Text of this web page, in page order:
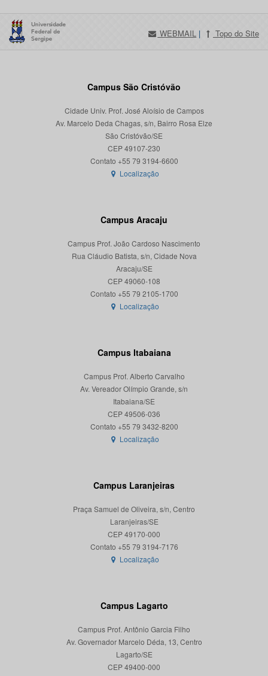
WEBMAIL | Topo do Site
Campus São Cristóvão
Cidade Univ. Prof. José Aloísio de Campos
Av. Marcelo Deda Chagas, s/n, Bairro Rosa Elze
São Cristóvão/SE
CEP 49107-230
Localização
Campus Aracaju
Campus Prof. João Cardoso Nascimento
Rua Cláudio Batista, s/n, Cidade Nova
Aracaju/SE
CEP 49060-108
Localização
Campus Itabaiana
Campus Prof. Alberto Carvalho
Av. Vereador Olímpio Grande, s/n
Itabaiana/SE
CEP 49506-036
Localização
Campus Laranjeiras
Praça Samuel de Oliveira, s/n, Centro
Laranjeiras/SE
CEP 49170-000
Localização
Campus Lagarto
Campus Prof. Antônio Garcia Filho
Av. Governador Marcelo Déda, 13, Centro
Lagarto/SE
CEP 49400-000